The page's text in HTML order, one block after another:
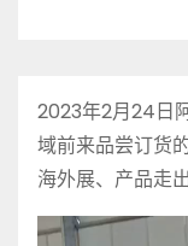
2023年2月24日
域前来品尝订货
海外展、产品走
视